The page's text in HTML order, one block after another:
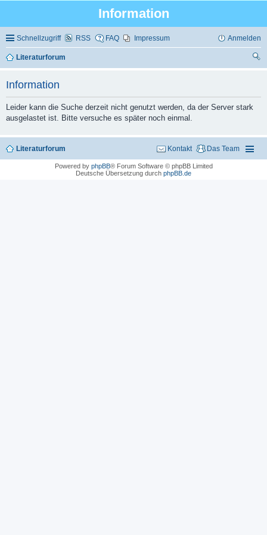
Information
Schnellzugriff RSS FAQ Impressum Anmelden
Literaturforum
Information
Leider kann die Suche derzeit nicht genutzt werden, da der Server stark
ausgelastet ist. Bitte versuche es später noch einmal.
Literaturforum Das Team
Kontakt
Powered by phpBB® Forum Software © phpBB Limited
Deutsche Übersetzung durch phpBB.de